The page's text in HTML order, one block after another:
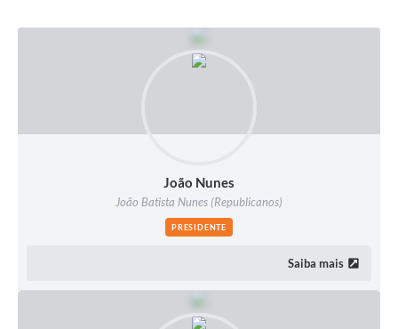
João Nunes
João Batista Nunes (Republicanos)
PRESIDENTE
Saiba mais